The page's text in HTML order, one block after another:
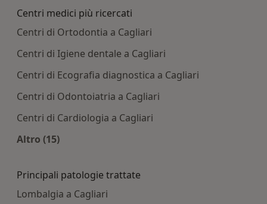
Centri medici più ricercati
Centri di Ortodontia a Cagliari
Centri di Igiene dentale a Cagliari
Centri di Ecografia diagnostica a Cagliari
Centri di Odontoiatria a Cagliari
Centri di Cardiologia a Cagliari
Altro (15)
Principali patologie trattate
Lombalgia a Cagliari